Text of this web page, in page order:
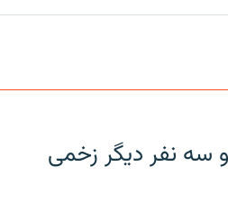
سه نفر دیگر زخمی